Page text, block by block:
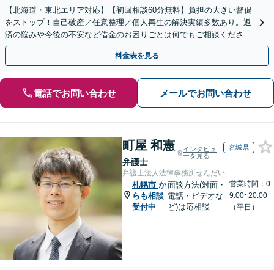
【北海道・東北エリア対応】【初回相談60分無料】負担の大きい督促
をストップ！自己破産／任意整理／個人再生の解決実績多数あり。返
済の悩みや今後の不安など借金のお困りごとは何でもご相談くださ
い。依頼者さまにとって最善の解決をご提案【土曜も営業】
料金表を見る
電話でお問い合わせ メールでお問い合わせ
町屋 和憲
弁護士
インタビュ
ーを見る
宮城県
弁護士法人法律事務所せんだい
札幌市 か
らも相談
受付中
面談方法(対面・
電話・ビデオな
ど)は応相談
営業時間：0
9:00~20:00
（平日）